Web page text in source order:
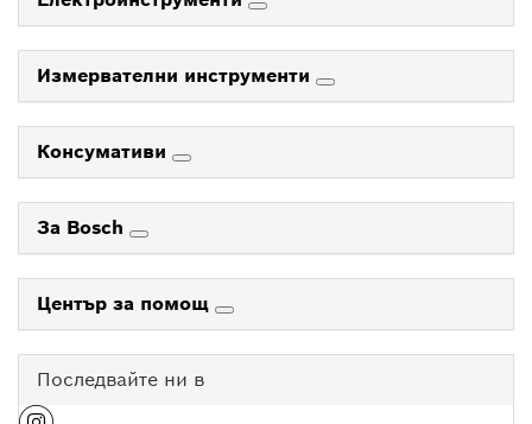
Измервателни инструменти
Консумативи
За Bosch
Център за помощ
Последвайте ни в